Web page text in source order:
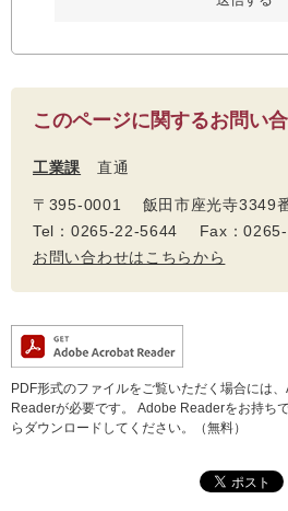
このページに関するお問い
工業課 直通
〒395-0001 飯田市座光寺3349
Tel：0265-22-5644 Fax：
お問い合わせはこちらから
PDF形式のファイルをご覧いただく場合には
Readerが必要です。
Adobe Readerをお持ち
らダウンロードしてください。（無料）